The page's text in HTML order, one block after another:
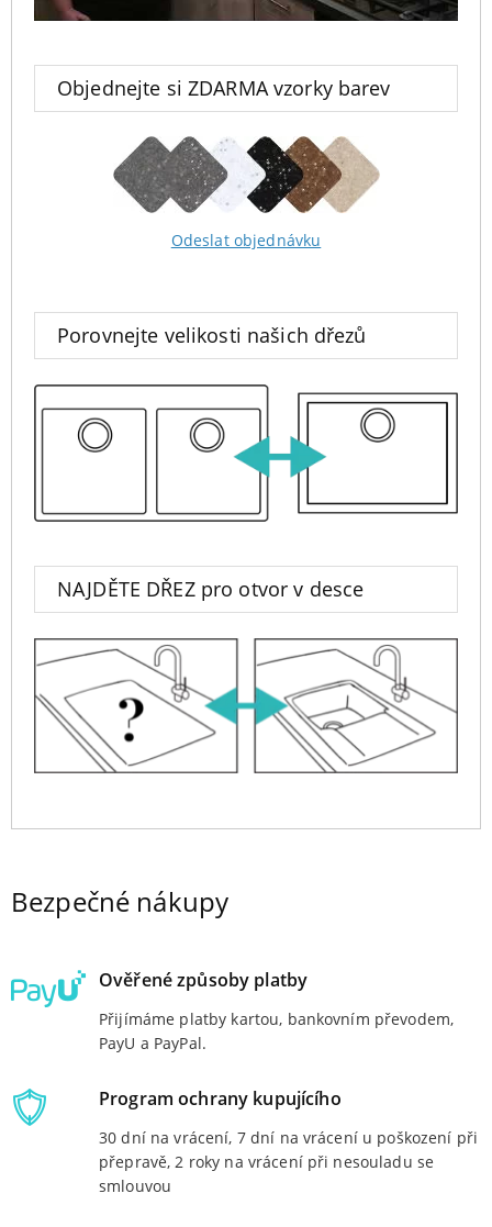
Objednejte si ZDARMA vzorky barev
Odeslat objednávku
Porovnejte velikosti našich dřezů
NAJDĚTE DŘEZ pro otvor v desce
Bezpečné nákupy
Ověřené způsoby platby
Přijímáme platby kartou, bankovním převodem,
PayU a PayPal.
Program ochrany kupujícího
30 dní na vrácení, 7 dní na vrácení u poškození při
přepravě, 2 roky na vrácení při nesouladu se
smlouvou